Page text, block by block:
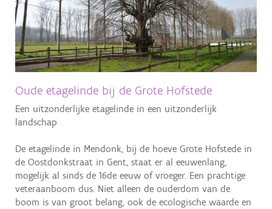
Oude etagelinde bij de Grote Hofstede
Een uitzonderlijke etagelinde in een uitzonderlijk
landschap
De etagelinde in Mendonk, bij de hoeve Grote Hofstede in
de Oostdonkstraat in Gent, staat er al eeuwenlang,
mogelijk al sinds de 16de eeuw of vroeger. Een prachtige
veteraanboom dus. Niet alleen de ouderdom van de
boom is van groot belang, ook de ecologische waarde en